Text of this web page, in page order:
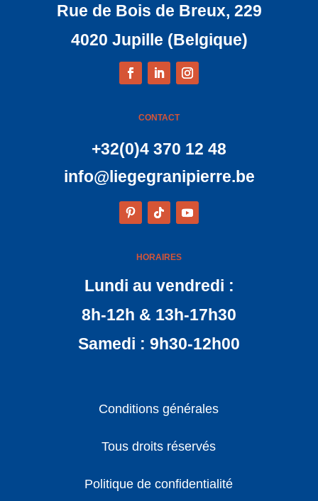
Rue de Bois de Breux, 229
4020 Jupille (Belgique)
CONTACT
+32(0)4 370 12 48
info@liegegranipierre.be
HORAIRES
Lundi au vendredi :
8h-12h & 13h-17h30
Samedi : 9h30-12h00
Conditions générales
Tous droits réservés
Politique de confidentialité